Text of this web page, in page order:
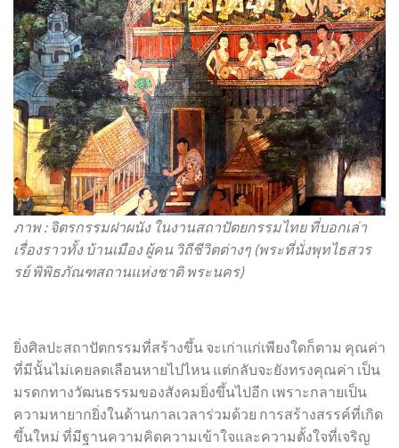
ภาพ : จิตรกรรมฝาผนัง ในงานสถาปัตยกรรมไทย ที่บอกเล่า
เรื่องราวทั้ง บ้านเมือง ผู้คน วิถีชีวิตต่างๆ (พระที่นั่งพุทไธสวร
รย์ พิพิธภัณฑสถานแห่งชาติ พระนคร)
ยิ่งศิลปะสถาปัตกรรมที่สร้างขึ้น จะเก่าแก่เพียงใดก็ตาม คุณค่า
ที่มีนั้นไม่เคยลดเลือนหายไปไหน แต่กลับจะยังทรงคุณค่า เป็น
มรดกทางวัฒนธรรมของสังคมยิ่งขึ้นไปอีก เพราะกลายเป็น
ความหายากยิ่งในด้านกาลเวลาร่วมด้วย การสร้างสรรค์ที่เกิด
ขึ้นใหม่ ที่มีฐานความคิดความเข้าใจและความตั้งใจที่เจริญ